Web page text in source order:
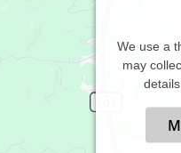
We use a
may